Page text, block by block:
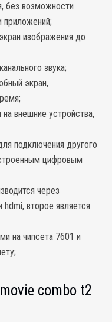
без возможности
приложений;
изображения до
звука;
экран,
внешние устройства,
подключения другого
цифровым
через
второе является
на чипсета 7601 и
combo t2